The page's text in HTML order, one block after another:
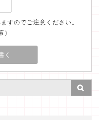
すのでご注意ください。
）